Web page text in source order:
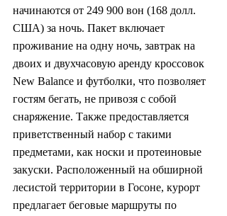
начинаются от 249 900 вон (168 долл.
США) за ночь. Пакет включает
проживание на одну ночь, завтрак на
двоих и двухчасовую аренду кроссовок
New Balance и футболки, что позволяет
гостям бегать, не привозя с собой
снаряжение. Также предоставляется
приветственный набор с такими
предметами, как носки и протеиновые
закуски. Расположенный на обширной
лесистой территории в Госоне, курорт
предлагает беговые маршруты по